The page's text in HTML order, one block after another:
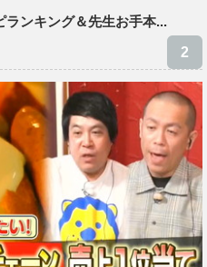
ランキング＆先生お手本...